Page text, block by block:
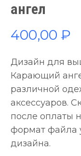
ангел
400,00₽
Дизайн для
Карающий
различной
аксессуаров.
после оплаты
формат файла
дизайна.